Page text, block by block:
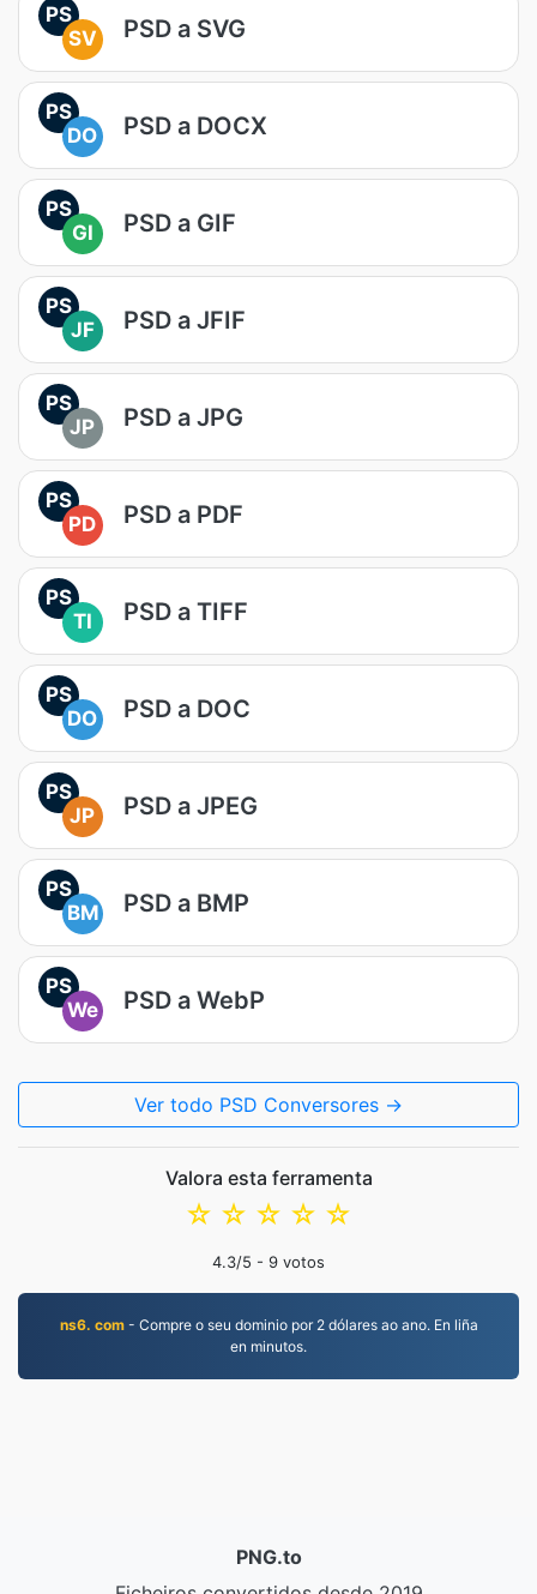
PS
SV
PSD a SVG
PS
DO
PSD a DOCX
PS
GI
PSD a GIF
PS
JF
PSD a JFIF
PS
JP
PSD a JPG
PS
PD
PSD a PDF
PS
TI
PSD a TIFF
PS
DO
PSD a DOC
PS
JP
PSD a JPEG
PS
BM
PSD a BMP
PS
We
PSD a WebP
Ver todo PSD Conversores →
Valora esta ferramenta
☆
☆
☆
☆
☆
4.3/5 - 9 votos
ns6. com- Compre o seu dominio por 2 dólares ao ano. En liña
en minutos.
PNG.to